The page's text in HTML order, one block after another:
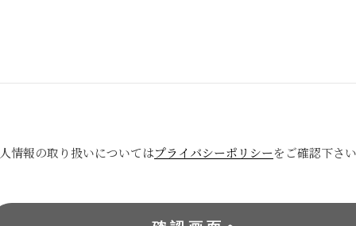
情報の取り扱いについてはプライバシーポリシーをご確認下さい